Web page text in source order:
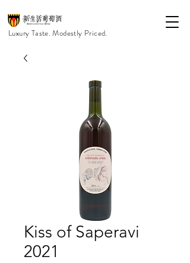
Luxury Taste. Modestly Priced.
Kiss of Saperavi
2021